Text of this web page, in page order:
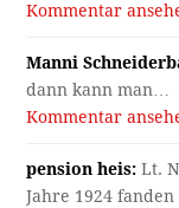
Kommentar
Manni
dann kann man…
Kommentar
pension heis: Lt.
Jahre 1924